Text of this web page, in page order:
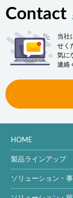
Contact
当社
せく
気に
連絡
HOME
製品ラインアップ
ソリューション・事